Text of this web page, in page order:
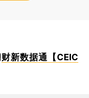
财新数据通【CEIC